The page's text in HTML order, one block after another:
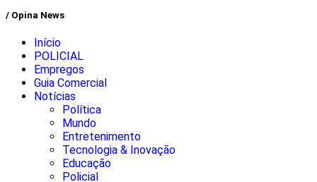
/ Opina News
Início
POLICIAL
Empregos
Guia Comercial
Notícias
Política
Mundo
Entretenimento
Tecnologia & Inovação
Educação
Policial